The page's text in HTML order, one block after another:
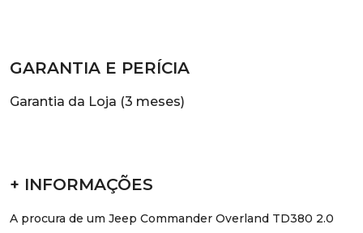
GARANTIA E PERÍCIA
Garantia da Loja (3 meses)
+ INFORMAÇÕES
A procura de um Jeep Commander Overland TD380 2.0